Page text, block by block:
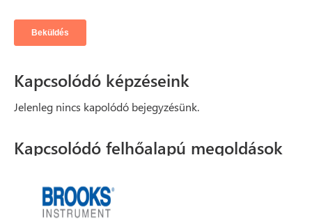
Kapcsolódó képzéseink
Jelenleg nincs kapolódó bejegyzésünk.
Kapcsolódó felhőalapú megoldások